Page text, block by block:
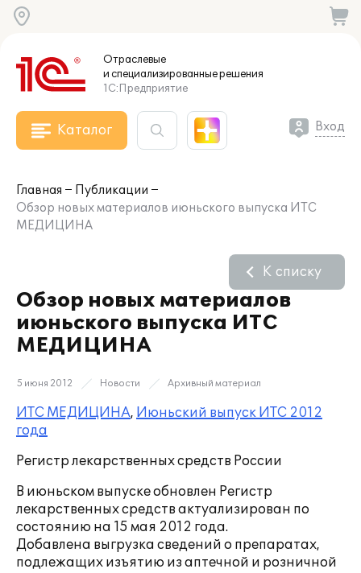
Отраслевые
и специализированныерешения
1С:Предприятие
Каталог Вход
Главная
Публикации
Обзор новых материалов июньского выпуска ИТС
МЕДИЦИНА
Обзор новых материалов
июньского выпуска ИТС
МЕДИЦИНА
К списку
5 июня 2012 Новости Архивный материал
ИТС МЕДИЦИНА, Июньский выпуск ИТС 2012
года
Регистр лекарственных средств России
В июньском выпуске обновлен Регистр
лекарственных средств актуализирован по
состоянию на 15 мая 2012 года.
Добавлена выгрузка сведений о препаратах,
подлежащих изъятию из аптечной и розничной